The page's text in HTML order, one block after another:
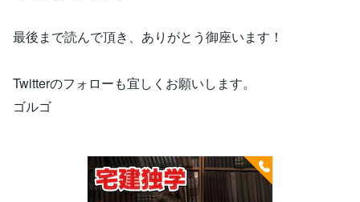
最後まで読んで頂き、ありがとう御座います！
Twitterのフォローも宜しくお願いします。
ゴルゴ